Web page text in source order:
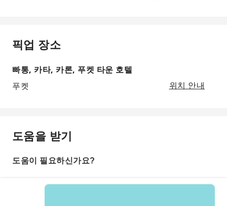
픽업 장소
빠통, 카타, 카론, 푸켓 타운 호텔
푸켓
위치 안내
도움을 받기
도움이 필요하신가요?